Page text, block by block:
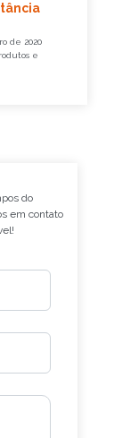
de 2020
e
do
em contato